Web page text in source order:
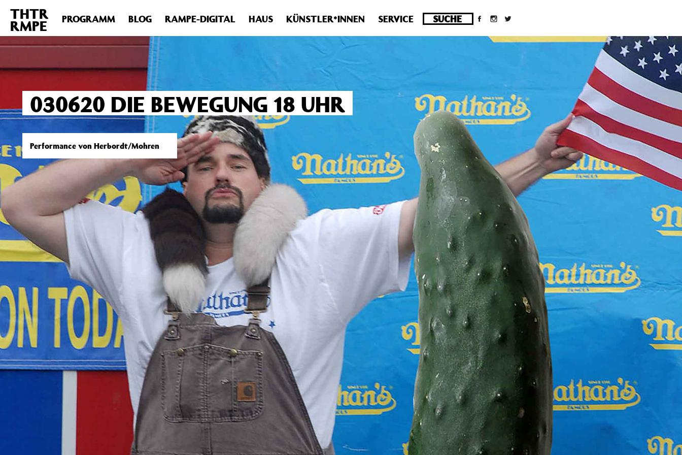
Deprecated : Die Funktion post_permalink ist seit Version 4.4.0 veraltet! Verwende stattdessen get_permalink(). in /homepages/10/d43051023/htdocs/wordpress/wp-
includes/functions.phpon line6031
THTR
RMPE PROGRAMM BLOG RAMPE-DIGITAL HAUS KÜNSTLER*INNEN SERVICE
030620 DIE BEWEGUNG 18 UHR
Performance von Herbordt/Mohren